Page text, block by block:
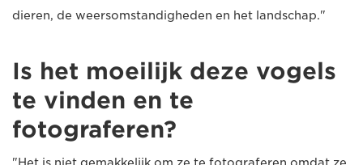
dieren, de weersomstandigheden en het landschap."
Is het moeilijk deze vogels
te vinden en te
fotograferen?
"Het is niet gemakkelijk om ze te fotograferen omdat ze